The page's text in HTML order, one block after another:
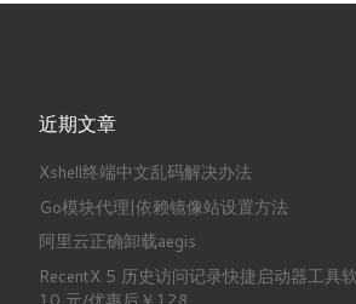
近期文章
Xshell终端中文乱码解决办法
Go模块代理|依赖镜像站设置方法
阿里云正确卸载aegis
RecentX 5 历史访问记录快捷启动器工具